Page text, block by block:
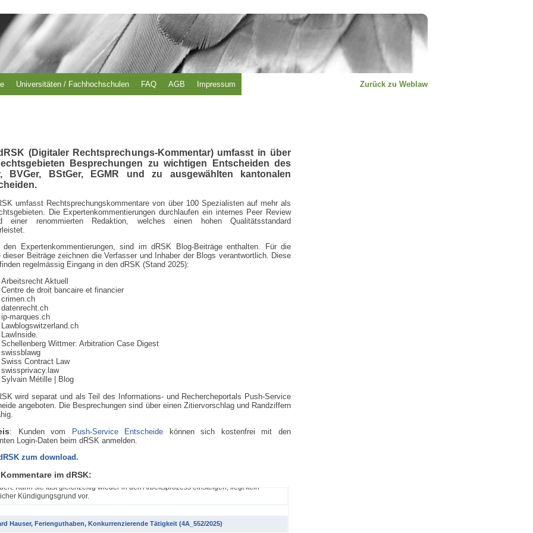
Universitäten / Fachhochschulen FAQ AGB Impressum Zurück zu Weblaw
(Digitaler Rechtsprechungs-Kommentar) umfasst in über
Besprechungen zu wichtigen Entscheiden des
BVGer, BStGer, EGMR und zu ausgewählten kantonalen
umfasst Rechtsprechungskommentare von über 100 Spezialisten auf mehr als
Die Expertenkommentierungen durchlaufen ein internes Peer Review
einer renommierten Redaktion, welches einen hohen Qualitätsstandard
den Expertenkommentierungen, sind im dRSK Blog-Beiträge enthalten. Für die
dieser Beiträge zeichnen die Verfasser und Inhaber der Blogs verantwortlich. Diese
regelmässig Eingang in den dRSK (Stand 2025):
Arbeitsrecht Aktuell
Centre de droit bancaire et financier
crimen.ch
datenrecht.ch
ip-marques.ch
Lawblogswitzerland.ch
LawInside.
Schellenberg Wittmer: Arbitration Case Digest
swissblawg
Swiss Contract Law
swissprivacy.law
Sylvain Métille | Blog
wird separat und als Teil des Informations- und Rechercheportals Push-Service
angeboten. Die Besprechungen sind über einen Zitiervorschlag und Randziffern
: Kunden vom Push-Service Entscheide können sich kostenfrei mit den
Login-Daten beim dRSK anmelden.
zum download.
im dRSK:
Tauglichkeit entlassen werden, ist dies nur möglich, wenn die Untauglichkeit
Kündigungsgrund vor.
Hauser, Ferienguthaben, Konkurrenzierende Tätigkeit (4A_552/2025)